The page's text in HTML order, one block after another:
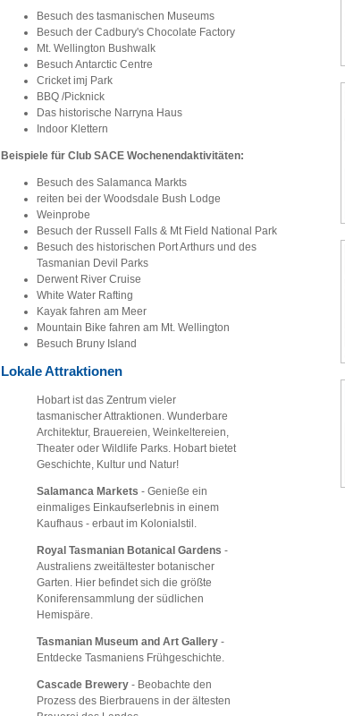
Besuch des tasmanischen Museums
Besuch der Cadbury's Chocolate Factory
Mt. Wellington Bushwalk
Besuch Antarctic Centre
Cricket imj Park
BBQ /Picknick
Das historische Narryna Haus
Indoor Klettern
Beispiele für Club SACE Wochenendaktivitäten:
Besuch des Salamanca Markts
reiten bei der Woodsdale Bush Lodge
Weinprobe
Besuch der Russell Falls & Mt Field National Park
Besuch des historischen Port Arthurs und des
Tasmanian Devil Parks
Derwent River Cruise
White Water Rafting
Kayak fahren am Meer
Mountain Bike fahren am Mt. Wellington
Besuch Bruny Island
Lokale Attraktionen
Hobart ist das Zentrum vieler
tasmanischer Attraktionen. Wunderbare
Architektur, Brauereien, Weinkeltereien,
Theater oder Wildlife Parks. Hobart bietet
Geschichte, Kultur und Natur!
Salamanca Markets - Genieße ein
einmaliges Einkaufserlebnis in einem
Kaufhaus - erbaut im Kolonialstil.
Royal Tasmanian Botanical Gardens -
Australiens zweitältester botanischer
Garten. Hier befindet sich die größte
Koniferensammlung der südlichen
Hemispäre.
Tasmanian Museum and Art Gallery -
Entdecke Tasmaniens Frühgeschichte.
Cascade Brewery - Beobachte den
Prozess des Bierbrauens in der ältesten